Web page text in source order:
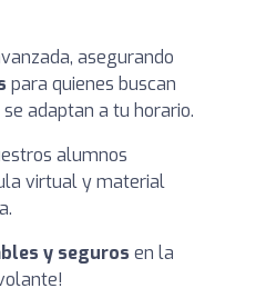
asegurando
para quienes buscan
se adaptan a tu horario.
alumnos
virtual y material
y seguros en la